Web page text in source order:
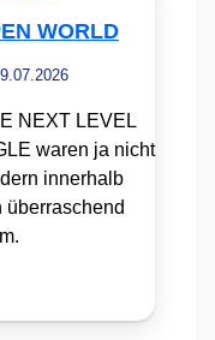
WORLD
NEXT LEVEL
waren ja nicht
innerhalb